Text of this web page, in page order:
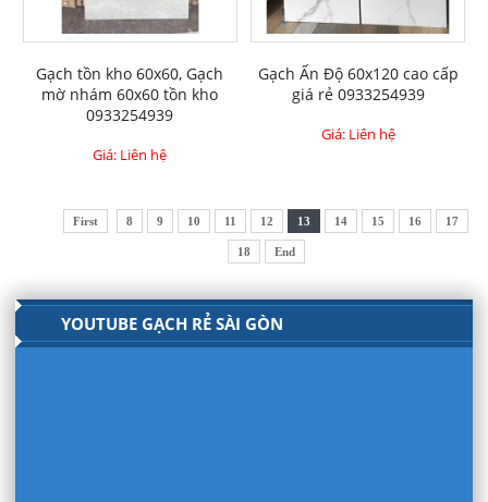
Gạch tồn kho 60x60, Gạch
mờ nhám 60x60 tồn kho
0933254939
Giá: Liên hệ
Gạch Ấn Độ 60x120 cao cấp
giá rẻ 0933254939
Giá: Liên hệ
First 8 9 10 11 12 13 14 15 16 17
18 End
YOUTUBE GẠCH RẺ SÀI GÒN